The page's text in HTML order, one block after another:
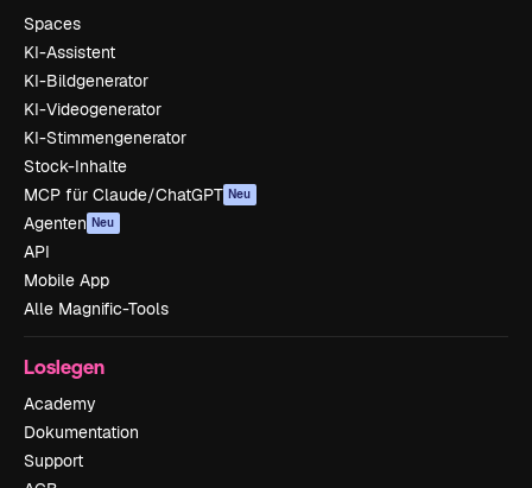
Spaces
KI-Assistent
KI-Bildgenerator
KI-Videogenerator
KI-Stimmengenerator
Stock-Inhalte
MCP für Claude/ChatGPT Neu
Agenten Neu
API
Mobile App
Alle Magnific-Tools
Loslegen
Academy
Dokumentation
Support